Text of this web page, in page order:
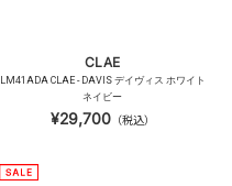
CLAE
LM41ADA CLAE - DAVIS デイヴィス ホワイト
ネイビー
¥29,700（税込）